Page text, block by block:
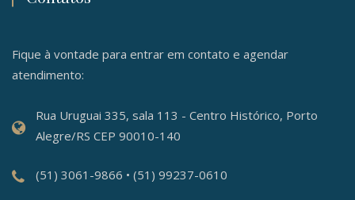
Fique à vontade para entrar em contato e agendar
atendimento:
Rua Uruguai 335, sala 113 - Centro Histórico, Porto
Alegre/RS CEP 90010-140
(51) 3061-9866 • (51) 99237-0610